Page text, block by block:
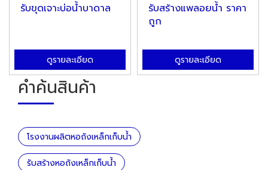
รับขุดเจาะบ่อน้ำบาดาล
ดูรายละเอียด
รับสร้างแพลอยน้ำ ราคา
ถูก
ดูรายละเอียด
คำค้นสินค้า
โรงงานผลิตหอถังเหล็กเก็บน้ำ
รับสร้างหอถังเหล็กเก็บน้ำ